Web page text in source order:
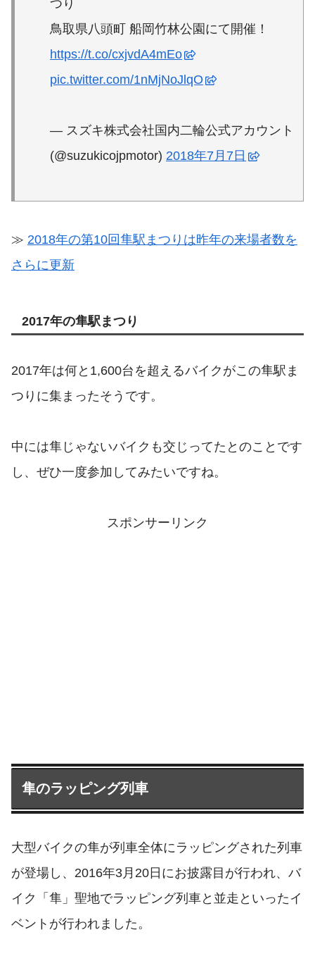
つり
鳥取県八頭町 船岡竹林公園にて開催！
https://t.co/cxjvdA4mEo
pic.twitter.com/1nMjNoJlqO
— スズキ株式会社国内二輪公式アカウント
(@suzukicojpmotor) 2018年7月7日
≫ 2018年の第10回隼駅まつりは昨年の来場者数を
さらに更新
2017年の隼駅まつり
2017年は何と1,600台を超えるバイクがこの隼駅ま
つりに集まったそうです。
中には隼じゃないバイクも交じってたとのことです
し、ぜひ一度参加してみたいですね。
スポンサーリンク
隼のラッピング列車
大型バイクの隼が列車全体にラッピングされた列車
が登場し、2016年3月20日にお披露目が行われ、バ
イク「隼」聖地でラッピング列車と並走といったイ
ベントが行われました。